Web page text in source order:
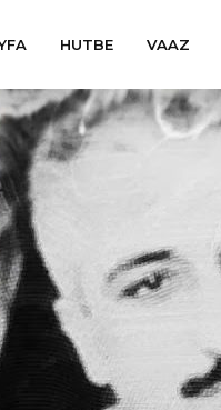
HUTBE VAAZ